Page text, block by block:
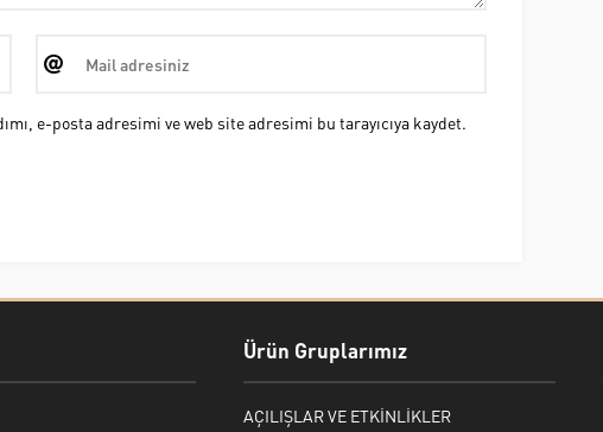
e-posta adresimi ve web site adresimi bu tarayıcıya kaydet.
Ürün Gruplarımız
AÇILIŞLAR VE ETKİNLİKLER